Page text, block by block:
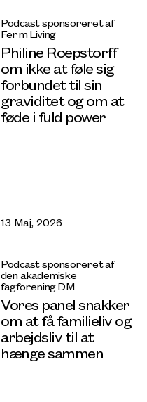
Podcast sponsoreret af
Ferm Living
Philine Roepstorff
om ikke at føle sig
forbundet til sin
graviditet og om at
føde i fuld power
13 Maj, 2026
Podcast sponsoreret af
den akademiske
fagforening DM
Vores panel snakker
om at få familieliv og
arbejdsliv til at
hænge sammen